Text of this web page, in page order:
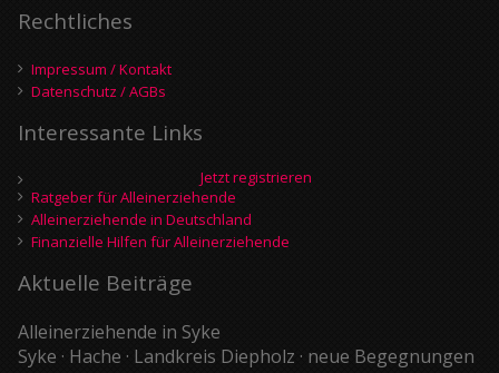
Rechtliches
Impressum / Kontakt
Datenschutz / AGBs
Interessante Links
Jetzt registrieren
Ratgeber für Alleinerziehende
Alleinerziehende in Deutschland
Finanzielle Hilfen für Alleinerziehende
Aktuelle Beiträge
Alleinerziehende in Syke
Syke · Hache · Landkreis Diepholz · neue Begegnungen